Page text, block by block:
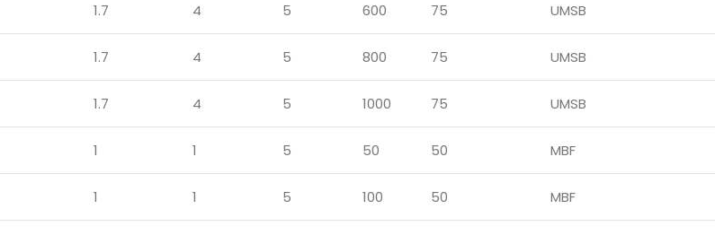
1.7 4 5 600 75 UMSB
1.7 4 5 800 75 UMSB
1.7 4 5 1000 75 UMSB
1 1 5 50 50 MBF
1 1 5 100 50 MBF